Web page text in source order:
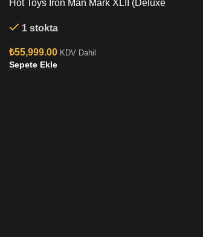
Hot Toys Iron Man Mark XLII (Deluxe
1 stokta
₺55,999.00 KDV Dahil
Sepete Ekle